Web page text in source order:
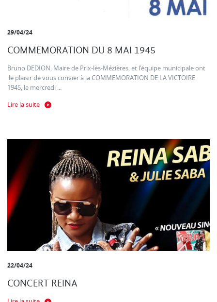
29/04/24
COMMEMORATION DU 8 MAI 1945
Bruno DEDION, Maire de Prix-lès-Mézières, et l’équipe municipale ont
le plaisir de vous convier à la COMMEMORATION DE LA VICTOIRE
1945, le mercredi ...
Lire la suite
22/04/24
CONCERT REINA